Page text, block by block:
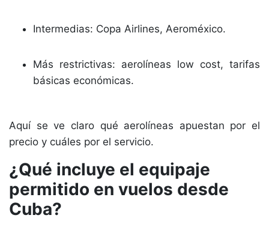
Intermedias: Copa Airlines, Aeroméxico.
Más restrictivas: aerolíneas low cost, tarifas
básicas económicas.
Aquí se ve claro qué aerolíneas apuestan por el
precio y cuáles por el servicio.
¿Qué incluye el equipaje
permitido en vuelos desde
Cuba?